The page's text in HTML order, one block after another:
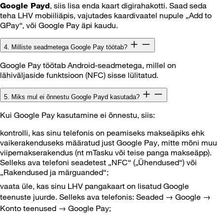
Google Payd, siis lisa enda kaart digirahakotti. Saad seda
teha LHV mobiiliäpis, vajutades kaardivaatel nupule „Add to
GPay“, või Google Pay äpi kaudu.
4. Milliste seadmetega Google Pay töötab?
Google Pay töötab Android-seadmetega, millel on
lähiväljaside funktsioon (NFC) sisse lülitatud.
5. Miks mul ei õnnestu Google Payd kasutada?
Kui Google Pay kasutamine ei õnnestu, siis:
kontrolli, kas sinu telefonis on peamiseks makseäpiks ehk
vaikerakenduseks määratud just Google Pay, mitte mõni muu
viipemakserakendus (nt mTasku või teise panga makseäpp).
Selleks ava telefoni seadetest „NFC“ („Ühendused“) või
„Rakendused ja märguanded“;
vaata üle, kas sinu LHV pangakaart on lisatud Google
teenuste juurde. Selleks ava telefonis: Seaded → Google →
Konto teenused → Google Pay;